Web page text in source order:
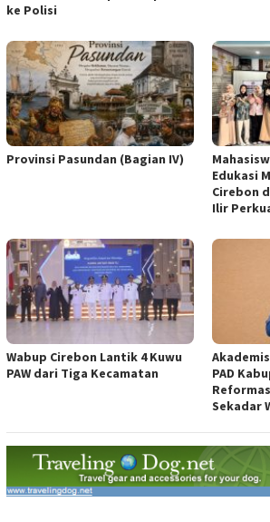
ke Polisi
Provinsi Pasundan (Bagian IV)
Edukasi
Cirebon
Ilir
Wabup Cirebon Lantik 4 Kuwu
PAW dari Tiga Kecamatan
PAD
Sekadar